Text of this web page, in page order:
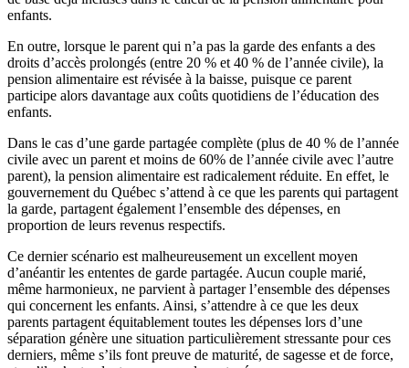
enfants.
En outre, lorsque le parent qui n’a pas la garde des enfants a des
droits d’accès prolongés (entre 20 % et 40 % de l’année civile), la
pension alimentaire est révisée à la baisse, puisque ce parent
participe alors davantage aux coûts quotidiens de l’éducation des
enfants.
Dans le cas d’une garde partagée complète (plus de 40 % de l’année
civile avec un parent et moins de 60% de l’année civile avec l’autre
parent), la pension alimentaire est radicalement réduite. En effet, le
gouvernement du Québec s’attend à ce que les parents qui partagent
la garde, partagent également l’ensemble des dépenses, en
proportion de leurs revenus respectifs.
Ce dernier scénario est malheureusement un excellent moyen
d’anéantir les ententes de garde partagée. Aucun couple marié,
même harmonieux, ne parvient à partager l’ensemble des dépenses
qui concernent les enfants. Ainsi, s’attendre à ce que les deux
parents partagent équitablement toutes les dépenses lors d’une
séparation génère une situation particulièrement stressante pour ces
derniers, même s’ils font preuve de maturité, de sagesse et de force,